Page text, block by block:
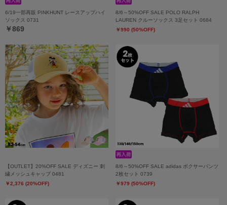
6/19一部再販 PINKHUNT レースアップハイ
ソックス 0731
￥869
8/6～50%OFF SALE POLO RALPH
LAUREN クルーソックス 3足セット 0684
￥990 (50%OFF)
【OUTLET】20%OFF SALE ディズニー 刺
繍メッシュキャップ 0481
￥2,376 (20%OFF)
8/6～50%OFF SALE adidas ボクサーパンツ
2枚セット 0739
￥979 (50%OFF)